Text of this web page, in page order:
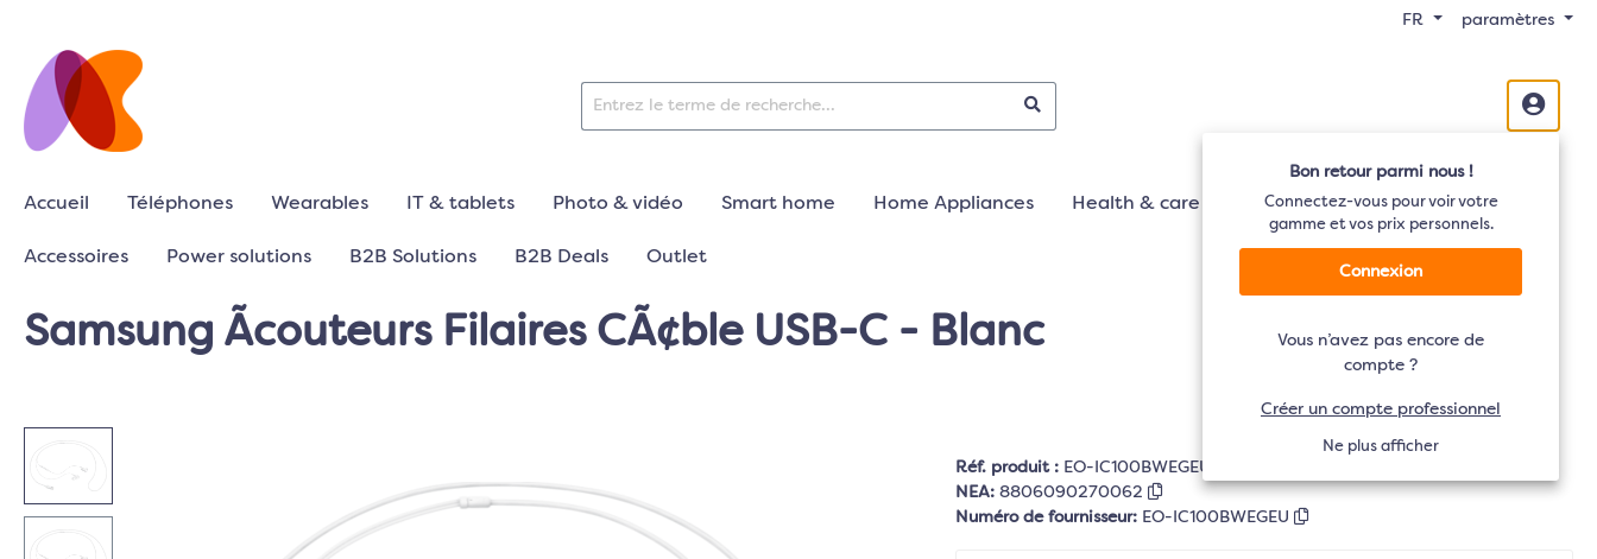
FR paramètres
Bon retour parmi nous !
Connectez-vous pour voir votre
gamme et vos prix personnels.
Connexion
Vous n’avez pas encore de
compte ?
Créer un compte professionnel
Ne plus afficher
Accueil Téléphones Wearables IT & tablets Photo & vidéo Smart home Home Appliances Health & care Mobilité Audio TV
Accessoires Power solutions B2B Solutions B2B Deals Outlet
Samsung Ãcouteurs Filaires CÃ¢ble USB-C - Blanc
Réf. produit : EO-IC100BWEGEU
NEA: 8806090270062
Numéro de fournisseur: EO-IC100BWEGEU